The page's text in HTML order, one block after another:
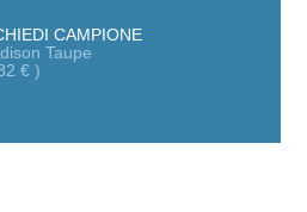
CAMPIONE
Taupe
€ )